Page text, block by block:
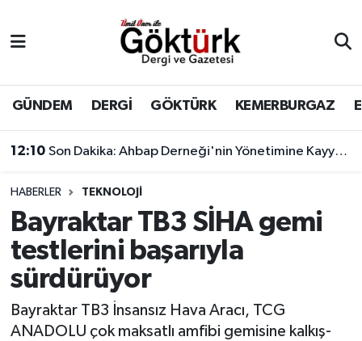
GÜNDEM DERGİ GÖKTÜRK KEMERBURGAZ
12:10 Son Dakika: Ahbap Derneği'nin Yönetimine Kayyum Atandı
HABERLER TEKNOLOJİ
Bayraktar TB3 SİHA gemi
testlerini başarıyla
sürdürüyor
Bayraktar TB3 İnsansız Hava Aracı, TCG
ANADOLU çok maksatlı amfibi gemisine kalkış-
BİLİM
DERGİ
DÜNYA
EĞİTİM
EKONOMİ
GÖKTÜRK
Eyüpsultan Hava Durumu
Eyüpsultan Trafik Yoğunluk Haritası
Süper Lig Puan Durumu ve Fikstür
Tüm Manşetler
Son Dakika Haberleri
Haber Arşivi